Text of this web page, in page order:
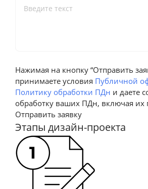
Посмотреть
Нажимая на кнопку “Отправить
принимаете условия Публичной
Политику обработки ПДн и даете
обработку ваших ПДн, включая их
Отправить заявку
Этапы дизайн-проекта